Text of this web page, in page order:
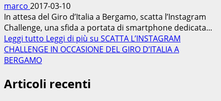
marco 2017-03-10
In attesa del Giro d’Italia a Bergamo, scatta l’Instagram
Challenge, una sfida a portata di smartphone dedicata...
Leggi tutto Leggi di più su SCATTA L’INSTAGRAM
CHALLENGE IN OCCASIONE DEL GIRO D’ITALIA A
BERGAMO
Articoli recenti